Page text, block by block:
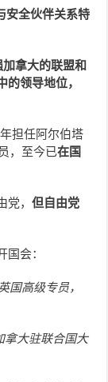
安全伙伴关系特
拿大的联盟和
领导地位，
担任阿尔伯塔
，至今已在国
党，但自由党
会：
国高级专员，
拿大驻联合国大